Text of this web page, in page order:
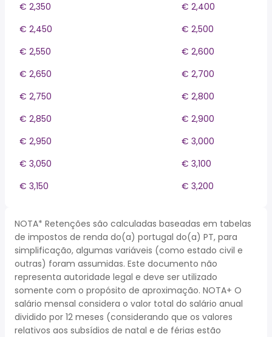
€ 2,350
€ 2,400
€ 2,450
€ 2,500
€ 2,550
€ 2,600
€ 2,650
€ 2,700
€ 2,750
€ 2,800
€ 2,850
€ 2,900
€ 2,950
€ 3,000
€ 3,050
€ 3,100
€ 3,150
€ 3,200
NOTA* Retenções são calculadas baseadas em tabelas
de impostos de renda do(a) portugal do(a) PT, para
simplificação, algumas variáveis (como estado civil e
outras) foram assumidas. Este documento não
representa autoridade legal e deve ser utilizado
somente com o propósito de aproximação. NOTA+ O
salário mensal considera o valor total do salário anual
dividido por 12 meses (considerando que os valores
relativos aos subsídios de natal e de férias estão